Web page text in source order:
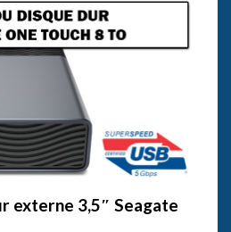
externe 3,5″ Seagate